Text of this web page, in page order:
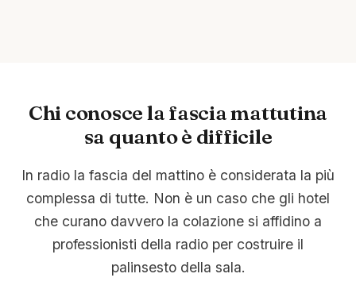
Chi conosce la fascia mattutina
sa quanto è difficile
In radio la fascia del mattino è considerata la più
complessa di tutte. Non è un caso che gli hotel
che curano davvero la colazione si affidino a
professionisti della radio per costruire il
palinsesto della sala.